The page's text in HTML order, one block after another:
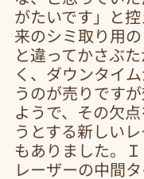
がたいです」と
来のシミ取り用
と違ってかさぶ
く、ダウンタイ
うのが売りです
ようで、その欠
うとする新しい
もありました。
レーザーの中間